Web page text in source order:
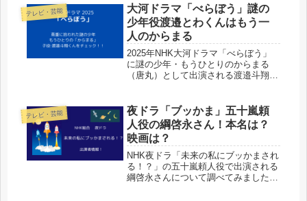
テレビ・芸能
大河ドラマ「べらぼう」謎の
少年役渡邉とわくんはもう一
人のからまる
2025年NHK大河ドラマ「べらぼう」
に謎の少年・もうひとりのからまる
（唐丸）として出演される渡邉斗翔く
いなし！！
テレビ・芸能
夜ドラ「ブッかま」五十嵐頼
人役の綱啓永さん！本名は？
映画は？
NHK夜ドラ「未来の私にブッかまされ
る！？」の五十嵐頼人役で出演される
綱啓永さんについて調べてみました